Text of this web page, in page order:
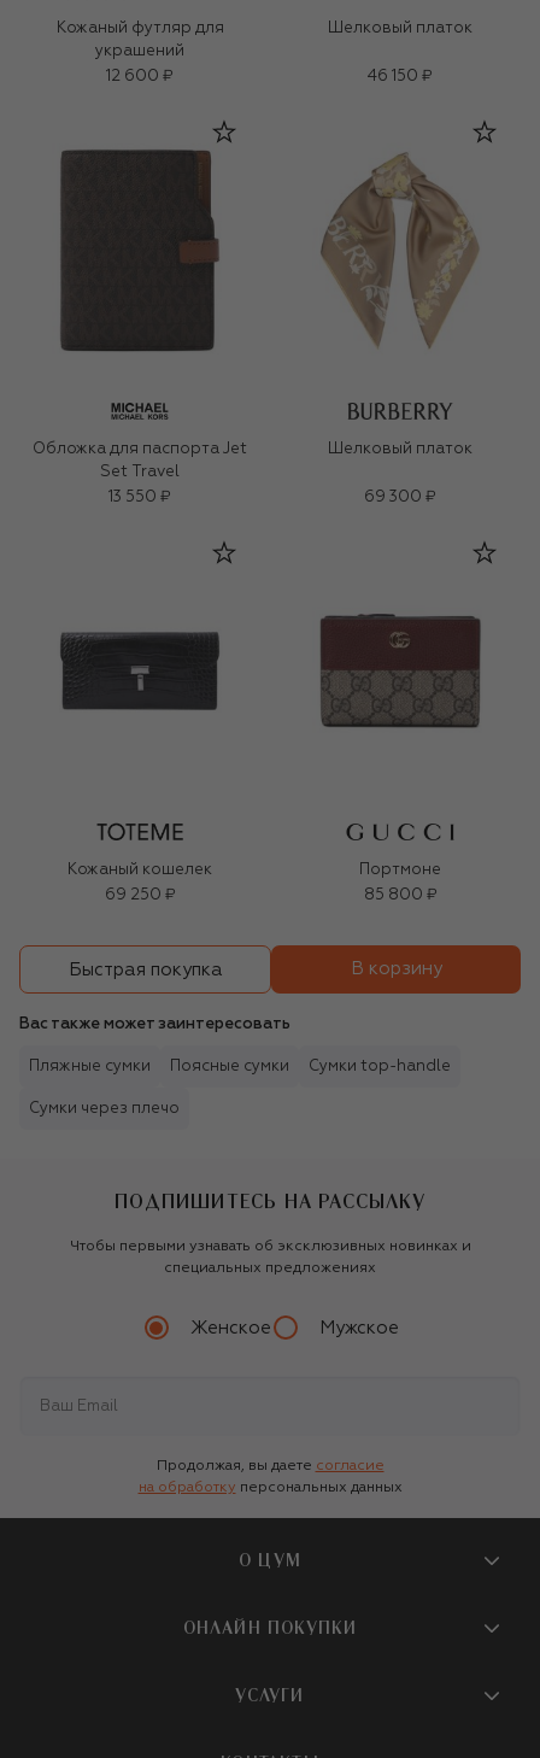
Кожаный футляр для
украшений
12 600 ₽
Шелковый платок
46 150 ₽
Обложка для паспорта Jet
Set Travel
13 550 ₽
Шелковый платок
69 300 ₽
Кожаный кошелек
69 250 ₽
Портмоне
85 800 ₽
Быстрая покупка В корзину
Вас также может заинтересовать
Пляжные сумки Поясные сумки Сумки top-handle
Сумки через плечо
ПОДПИШИТЕСЬ НА РАССЫЛКУ
Чтобы первыми узнавать об эксклюзивных новинках и
специальных предложениях
Женское Мужское
Продолжая, вы даете согласие
на обработку персональных данных
О ЦУМ
О магазине
Бутики и ПВЗ ЦУМ
ОНЛАЙН ПОКУПКИ
УСЛУГИ